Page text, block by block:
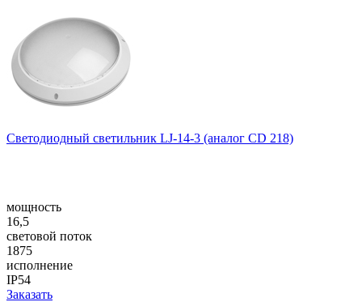
Светодиодный светильник LJ-14-3 (аналог CD 218)
мощность
16,5
световой поток
1875
исполнение
IP54
Заказать